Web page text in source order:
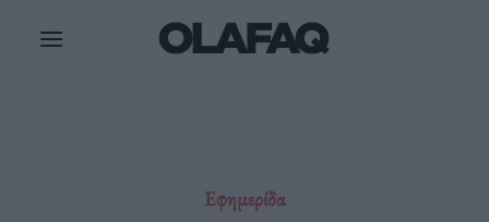
Εφημερίδα